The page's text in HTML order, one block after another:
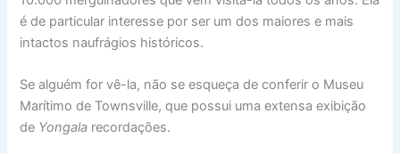
é de particular interesse por ser um dos maiores e mais
intactos naufrágios históricos.
Se alguém for vê-la, não se esqueça de conferir o Museu
Marítimo de Townsville, que possui uma extensa exibição
de Yongala recordações.